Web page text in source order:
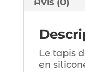
Avis (0)
Le tapis
en